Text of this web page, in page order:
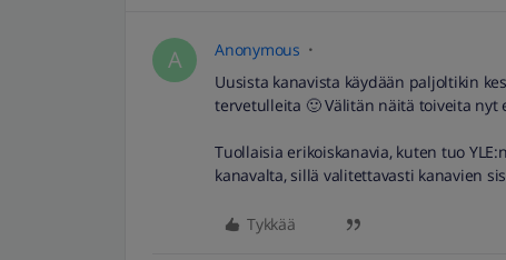
A Anonymous
Uusista kanavista käydään paljoltikin
tervetulleita 🙂 Välitän näitä toiveita nyt
Tuollaisia erikoiskanavia, kuten tuo
kanavalta, sillä valitettavasti kanavien
Tykkää